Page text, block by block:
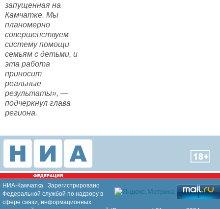
запущенная на
Камчатке. Мы
планомерно
совершенствуем
систему помощи
семьям с детьми, и
эта работа
приносит
реальные
результаты», —
подчеркнул глава
региона.
НИА-Камчатка. Зарегистрировано
Федеральной службой по надзору в
сфере связи, информационных